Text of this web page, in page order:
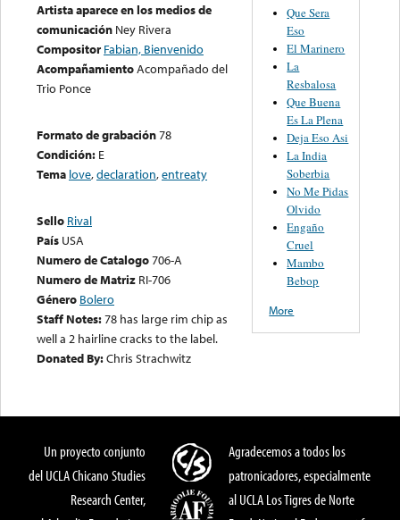
Artista aparece en los medios de
comunicación Ney Rivera
Compositor Fabian, Bienvenido
AcompañamientoAcompañado del
Trio Ponce
Formato de grabación78
Condición: E
Tema love,declaration,entreaty
Sello Rival
País USA
Numero de Catalogo706-A
Numero de Matriz RI-706
Género Bolero
Staff Notes:78 has large rim chip as
well a 2 hairline cracks to the label.
Donated By:Chris Strachwitz
Que Sera
Eso
El Marinero
La
Resbalosa
Que Buena
Es La Plena
Deja Eso Asi
La India
Soberbia
No Me Pidas
Olvido
Engaño
Cruel
Mambo
Bebop
More
Un proyecto conjunto
del UCLA Chicano Studies
Research Center,
Agradecemos a todos los
patronicadores, especialmente
al UCLA Los Tigres de Norte